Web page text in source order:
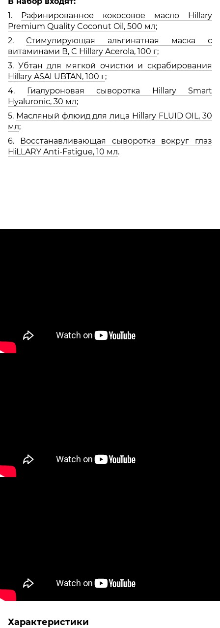
1. Рафинированное кокосовое масло Hillary
Premium Quality Coconut Oil, 500 мл;
2. Стимулирующая альгинатная маска с
витаминами В, C Hillary Acerola, 100 г;
3. Убтан для мягкой очистки и скрабирования
Hillary ASAI UBTAN, 100 г;
4. Гиалуроновая сыворотка Hillary Smart
Hyaluronic, 30 мл;
5. Масляный флюид для лица Hillary FLUID OIL, 30
мл;
6. Восстанавливающая сыворотка вокруг глаз
HiLLARY Anti-Fatigue, 10 мл.
Характеристики